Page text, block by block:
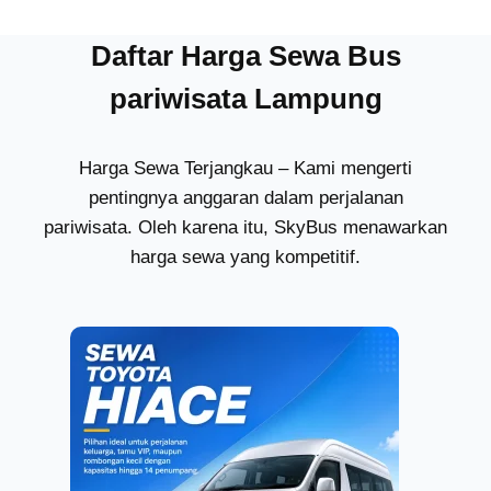
Daftar Harga Sewa Bus
pariwisata Lampung
Harga Sewa Terjangkau – Kami mengerti
pentingnya anggaran dalam perjalanan
pariwisata. Oleh karena itu, SkyBus menawarkan
harga sewa yang kompetitif.